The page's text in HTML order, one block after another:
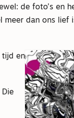
de foto’s en
meer dan ons lief
tijd en